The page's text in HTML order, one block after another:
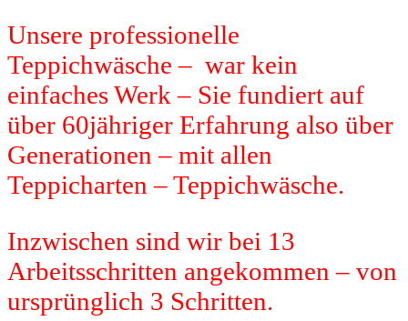
Unsere professionelle
Teppichwäsche – war kein
einfaches Werk – Sie fundiert auf
über 60jähriger Erfahrung also über
Generationen – mit allen
Teppicharten – Teppichwäsche.
Inzwischen sind wir bei 13
Arbeitsschritten angekommen – von
ursprünglich 3 Schritten.